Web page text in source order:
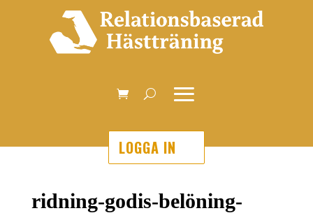
LOGGA IN
ridning-godis-belöning-